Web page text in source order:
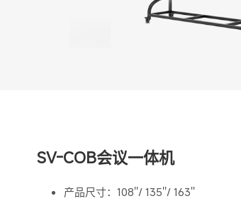
SV-COB会议一体机
产品尺寸：108''/ 135''/ 163''